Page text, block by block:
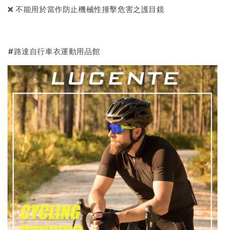
❌ 不能用於當作防止機械性撞擊危害之護目鏡
#路達自行車衣運動用品館